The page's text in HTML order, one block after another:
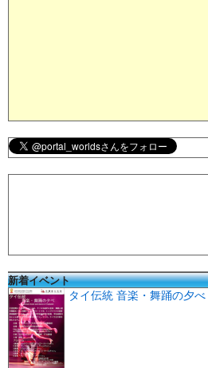
新着イベント
タイ伝統 音楽・舞踊の夕べ